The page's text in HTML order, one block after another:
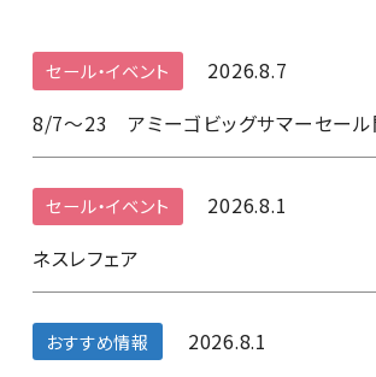
セール・イベント
2026.8.7
8/7～23 アミーゴビッグサマーセール
セール・イベント
2026.8.1
ネスレフェア
おすすめ情報
2026.8.1